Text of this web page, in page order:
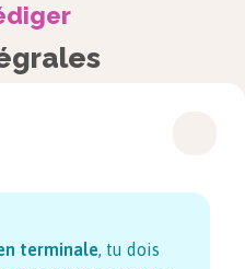
terminale, tu dois